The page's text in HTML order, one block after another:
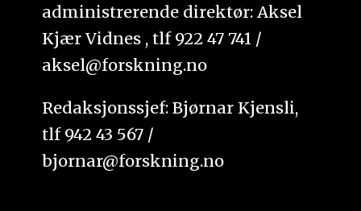
administrerende direktør: Aksel
Kjær Vidnes , tlf 922 47 741 /
aksel@forskning.no
Redaksjonssjef: Bjørnar Kjensli,
tlf 942 43 567 /
bjornar@forskning.no